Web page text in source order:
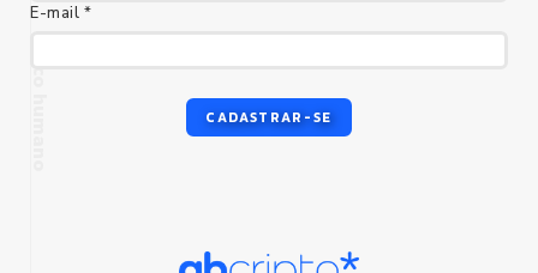
E-mail *
CADASTRAR-SE